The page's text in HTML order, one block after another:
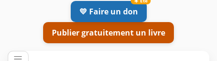
💛 Faire un don
Publier gratuitement un livre